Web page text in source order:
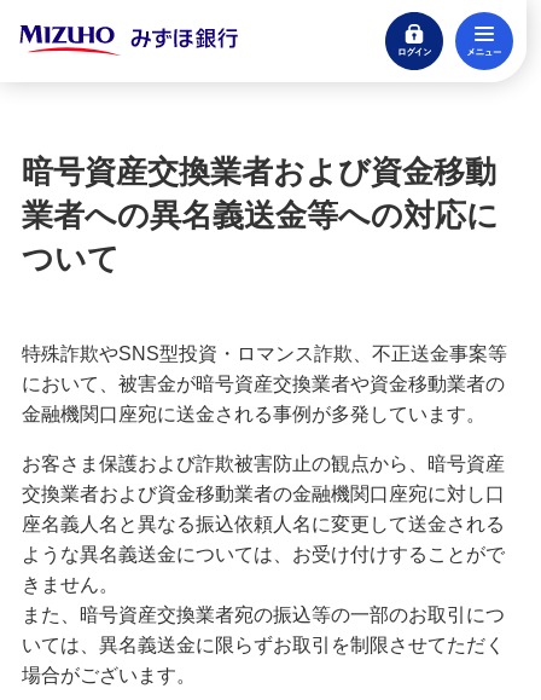
ログイン
閉じる
口座開設
来店不要・スマホで完結
ローン
住宅ローン・カードローン
貯める・増やす
預金・NISA・資産運用
備える
相続・保険
学ぶ・考える
生涯学習
暗号資産交換業者および資金移動
業者への異名義送金等への対応に
ついて
特殊詐欺やSNS型投資・ロマンス詐欺、不正送金事案等
において、被害金が暗号資産交換業者や資金移動業者の
金融機関口座宛に送金される事例が多発しています。
お客さま保護および詐欺被害防止の観点から、暗号資産
交換業者および資金移動業者の金融機関口座宛に対し口
座名義人名と異なる振込依頼人名に変更して送金される
ような異名義送金については、お受け付けすることがで
きません。
また、暗号資産交換業者宛の振込等の一部のお取引につ
いては、異名義送金に限らずお取引を制限させてただく
場合がございます。